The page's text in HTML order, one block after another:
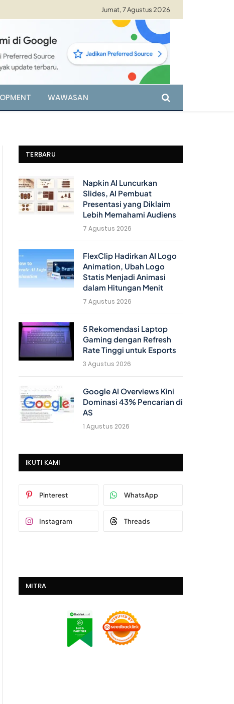
Jumat, 7 Agustus 2026
WAWASAN
TERBARU
Napkin AI Luncurkan
Slides, AI Pembuat
Presentasi yang Diklaim
Lebih Memahami Audiens
7 Agustus 2026
FlexClip Hadirkan AI Logo
Animation, Ubah Logo
Statis Menjadi Animasi
dalam Hitungan Menit
7 Agustus 2026
5 Rekomendasi Laptop
Gaming dengan Refresh
Rate Tinggi untuk Esports
3 Agustus 2026
Google AI Overviews Kini
Dominasi 43% Pencarian di
AS
1 Agustus 2026
IKUTI KAMI
Pinterest WhatsApp
Instagram Threads
MITRA